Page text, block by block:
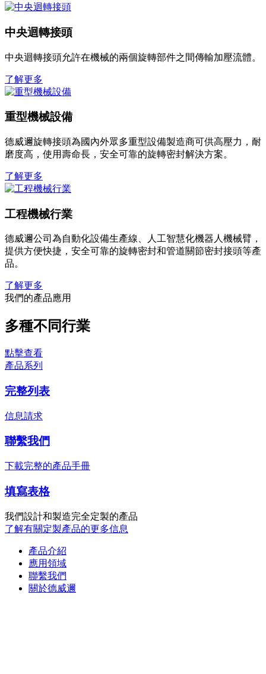
中央迴轉接頭
中央迴轉接頭允許在機械的兩個旋轉部件之間傳輸加壓流體。
了解更多
重型機械設備
德威邇旋轉接頭為國內外眾多重型設備製造商可供高壓力，耐
磨度高，使用壽命長，安全可靠的旋轉密封解決方案。
了解更多
工程機械行業
德威邇公司為自動化設備生產線、人工智慧化機器人機械臂，
提供方便快捷，安全可靠的旋轉密封和管道關節密封接頭等產
品。
了解更多
我們的產品應用
多種不同行業
點擊查看
產品系列
完整列表
信息請求
聯繫我們
下載完整的產品手冊
填寫表格
我們設計和製造完全定製的產品
了解有關定製產品的更多信息
產品介紹
應用領域
聯繫我們
關於德威邇